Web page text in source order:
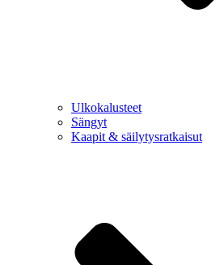
Ulkokalusteet
Sängyt
Kaapit & säilytysratkaisut